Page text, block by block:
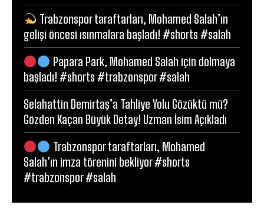
Trabzonspor taraftarları, Mohamed Salah’ın
gelişi öncesi ısınmalara başladı! #shorts #salah
Papara Park, Mohamed Salah için dolmaya
başladı! #shorts #trabzonspor #salah
Selahattin Demirtaş’a Tahliye Yolu Gözüktü mü?
Gözden Kaçan Büyük Detay! Uzman İsim Açıkladı
Trabzonspor taraftarları, Mohamed
Salah’ın imza törenini bekliyor #shorts
#trabzonspor #salah